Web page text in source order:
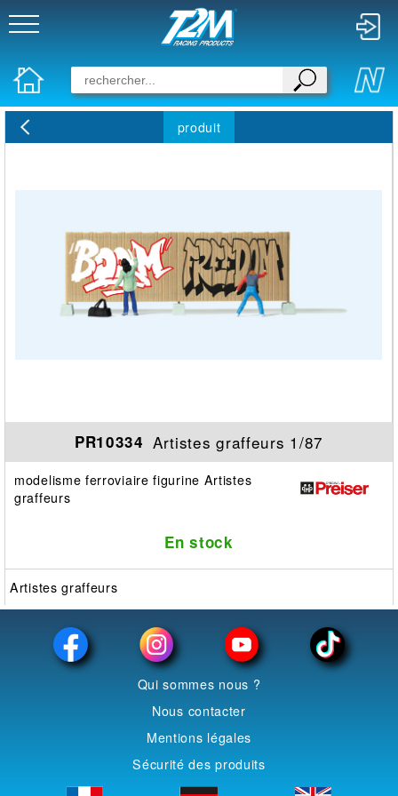
produit
PR10334 Artistes graffeurs 1/87
modelisme ferroviaire figurine Artistes
graffeurs
En stock
Artistes graffeurs
Qui sommes nous ?
Nous contacter
Mentions légales
Sécurité des produits